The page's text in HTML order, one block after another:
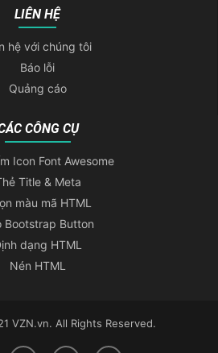
LIÊN HỆ
hệ với chúng tôi
Báo lỗi
Quảng cáo
CÔNG CỤ
Icon Font Awesome
Title & Meta
màu mã HTML
Bootstrap Button
dạng HTML
Nén HTML
VZN.vn. All Rights Reserved.